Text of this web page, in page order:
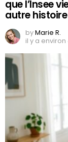
que l’Insee
autre histoire
byMarie R.
il y a environ